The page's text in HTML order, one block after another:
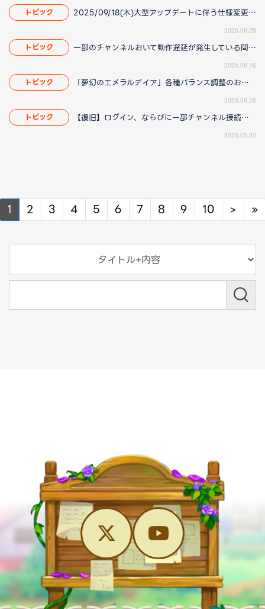
トピック 2025/09/18(木)大型アップデートに伴う仕様変更のお知らせ(2025/8/28 16:00更新)
2025.08.28
トピック 一部のチャンネルおいて動作遅延が発生している問題について(2025/8/21 更新)
2025.08.16
トピック 「夢幻のエメラルデイア」各種バランス調整のお知らせ
2025.06.26
トピック 【復旧】ログイン、ならびに一部チャンネル接続障害のお知らせ
2025.05.30
1 2 3 4 5 6 7 8 9 10 > Next
»